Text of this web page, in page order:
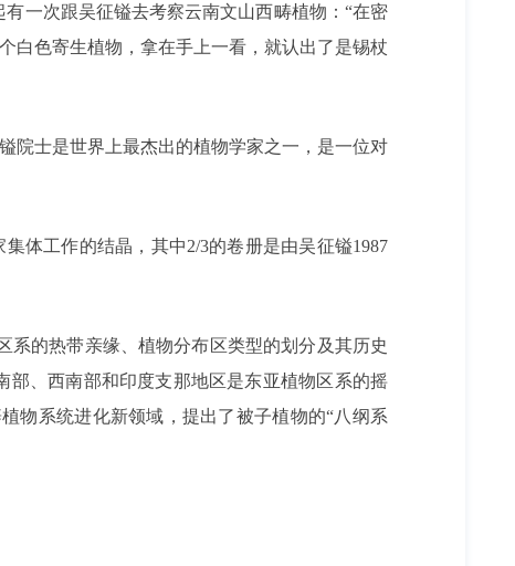
一次跟吴征镒去考察云南文山西畴植物：“在密
白色寄生植物，拿在手上一看，就认出了是锡杖
院士是世界上最杰出的植物学家之一，是一位对
体工作的结晶，其中2/3的卷册是由吴征镒1987
的热带亲缘、植物分布区类型的划分及其历史
部、西南部和印度支那地区是东亚植物区系的摇
物系统进化新领域，提出了被子植物的“八纲系